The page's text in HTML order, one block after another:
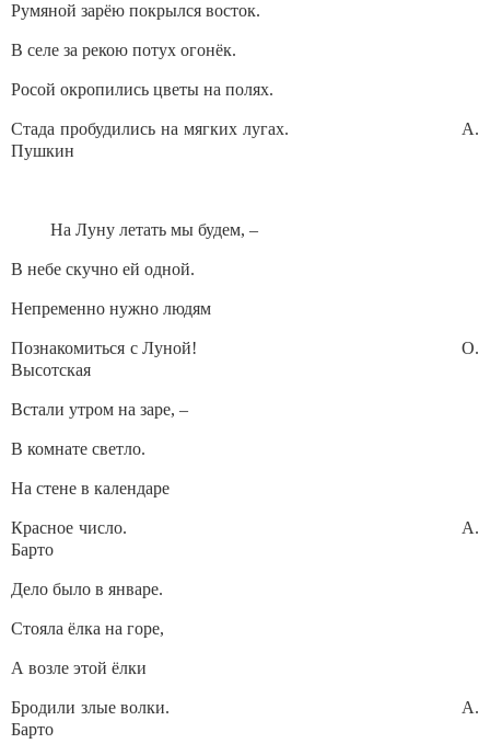
Румяной зарёю покрылся восток.
В селе за рекою потух огонёк.
Росой окропились цветы на полях.
Стада пробудились на мягких лугах. А.
Пушкин
На Луну летать мы будем, –
В небе скучно ей одной.
Непременно нужно людям
Познакомиться с Луной! О.
Высотская
Встали утром на заре, –
В комнате светло.
На стене в календаре
Красное число. А.
Барто
Дело было в январе.
Стояла ёлка на горе,
А возле этой ёлки
Бродили злые волки. А.
Барто